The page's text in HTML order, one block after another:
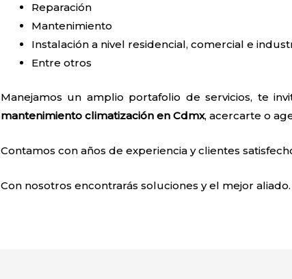
Reparación
Mantenimiento
Instalación a nivel residencial, comercial e
Entre otros
Manejamos un amplio portafolio de servicios, te
mantenimiento climatización en Cdmx, acercarte o
Contamos con años de experiencia y clientes
Con nosotros encontrarás soluciones y el mejor